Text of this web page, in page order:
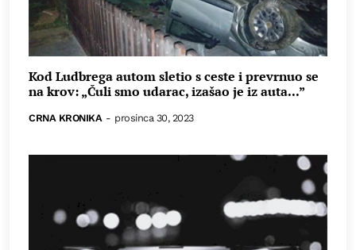
Kod Ludbrega autom sletio s ceste i prevrnuo se
na krov: „Čuli smo udarac, izašao je iz auta...”
CRNA KRONIKA - prosinca 30, 2023